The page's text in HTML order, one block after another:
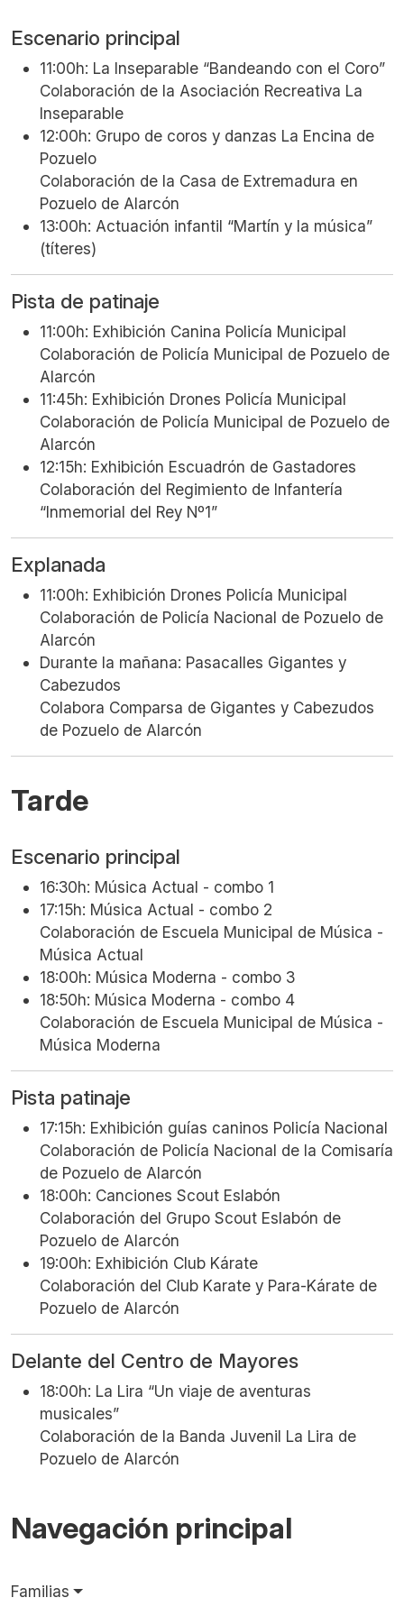
Navegación principal
Familias
Escenario principal
11:00h: La Inseparable “Bandeando con el Coro”
Colaboración de la Asociación Recreativa La
Inseparable
12:00h: Grupo de coros y danzas La Encina de
Pozuelo
Colaboración de la Casa de Extremadura en
Pozuelo de Alarcón
13:00h: Actuación infantil “Martín y la música”
(títeres)
Pista de patinaje
11:00h: Exhibición Canina Policía Municipal
Colaboración de Policía Municipal de Pozuelo de
Alarcón
11:45h: Exhibición Drones Policía Municipal
Colaboración de Policía Municipal de Pozuelo de
Alarcón
12:15h: Exhibición Escuadrón de Gastadores
Colaboración del Regimiento de Infantería
“Inmemorial del Rey Nº1”
Explanada
11:00h: Exhibición Drones Policía Municipal
Colaboración de Policía Nacional de Pozuelo de
Alarcón
Durante la mañana: Pasacalles Gigantes y
Cabezudos
Colabora Comparsa de Gigantes y Cabezudos
de Pozuelo de Alarcón
Tarde
Escenario principal
16:30h: Música Actual - combo 1
17:15h: Música Actual - combo 2
Colaboración de Escuela Municipal de Música -
Música Actual
18:00h: Música Moderna - combo 3
18:50h: Música Moderna - combo 4
Colaboración de Escuela Municipal de Música -
Música Moderna
Pista patinaje
17:15h: Exhibición guías caninos Policía Nacional
Colaboración de Policía Nacional de la Comisaría
de Pozuelo de Alarcón
18:00h: Canciones Scout Eslabón
Colaboración del Grupo Scout Eslabón de
Pozuelo de Alarcón
19:00h: Exhibición Club Kárate
Colaboración del Club Karate y Para-Kárate de
Pozuelo de Alarcón
Delante del Centro de Mayores
18:00h: La Lira “Un viaje de aventuras
musicales”
Colaboración de la Banda Juvenil La Lira de
Pozuelo de Alarcón